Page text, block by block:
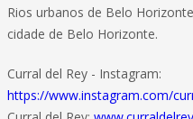
Rios urbanos de Belo
cidade de Belo Horizonte.
Curral del Rey - Instagram:
https://www.instagram.com/